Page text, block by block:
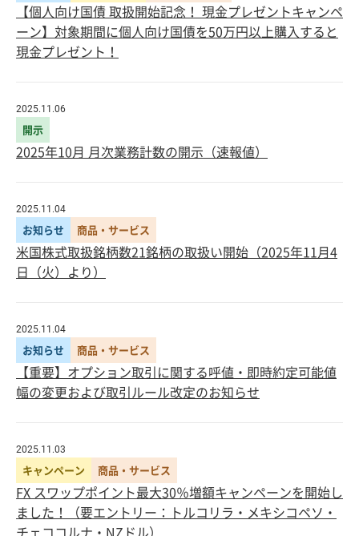
【個人向け国債 取扱開始記念！ 現金プレゼントキャンペ
ーン】対象期間に個人向け国債を50万円以上購入すると
現金プレゼント！
2025.11.06
開示
2025年10月 月次業務計数の開示（速報値）
2025.11.04
お知らせ 商品・サービス
米国株式取扱銘柄数21銘柄の取扱い開始（2025年11月4
日（火）より）
2025.11.04
お知らせ 商品・サービス
【重要】オプション取引に関する呼値・即時約定可能値
幅の変更および取引ルール改定のお知らせ
2025.11.03
キャンペーン 商品・サービス
FX スワップポイント最大30％増額キャンペーンを開始し
ました！（要エントリー：トルコリラ・メキシコペソ・
チェココルナ・NZドル）